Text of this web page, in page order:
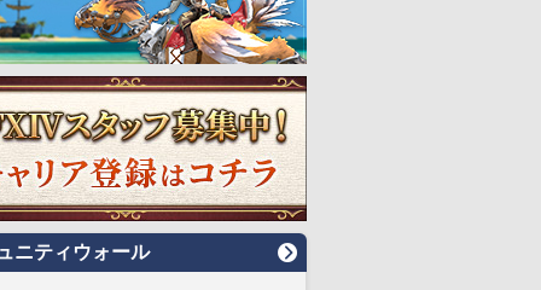
ニティウォール